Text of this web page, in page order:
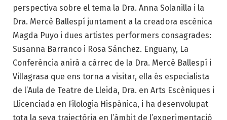
perspectiva sobre el tema la Dra. Anna Solanilla i la
Dra. Mercè Ballespí juntament a la creadora escènica
Magda Puyo i dues artistes performers consagrades:
Susanna Barranco i Rosa Sánchez. Enguany, La
Conferència anirà a càrrec de la Dra. Mercè Ballespí i
Villagrasa que ens torna a visitar, ella és especialista
de l’Aula de Teatre de Lleida, Dra. en Arts Escèniques i
Llicenciada en Filologia Hispànica, i ha desenvolupat
tota la seva trajectòria en l’àmbit de l’experimentació